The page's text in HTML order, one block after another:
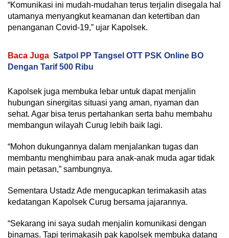
“Komunikasi ini mudah-mudahan terus terjalin disegala hal
utamanya menyangkut keamanan dan ketertiban dan
penanganan Covid-19,” ujar Kapolsek.
Baca Juga Satpol PP Tangsel OTT PSK Online BO
Dengan Tarif 500 Ribu
Kapolsek juga membuka lebar untuk dapat menjalin
hubungan sinergitas situasi yang aman, nyaman dan
sehat. Agar bisa terus pertahankan serta bahu membahu
membangun wilayah Curug lebih baik lagi.
“Mohon dukungannya dalam menjalankan tugas dan
membantu menghimbau para anak-anak muda agar tidak
main petasan,” sambungnya.
Sementara Ustadz Ade mengucapkan terimakasih atas
kedatangan Kapolsek Curug bersama jajarannya.
“Sekarang ini saya sudah menjalin komunikasi dengan
binamas. Tapi terimakasih pak kapolsek membuka datang